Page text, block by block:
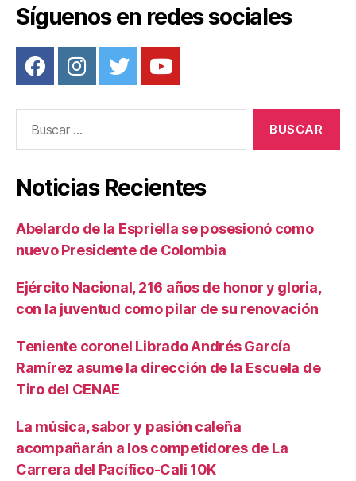
Síguenos en redes sociales
Noticias Recientes
Abelardo de la Espriella se posesionó como
nuevo Presidente de Colombia
Ejército Nacional, 216 años de honor y gloria,
con la juventud como pilar de su renovación
Teniente coronel Librado Andrés García
Ramírez asume la dirección de la Escuela de
Tiro del CENAE
La música, sabor y pasión caleña
acompañarán a los competidores de La
Carrera del Pacífico-Cali 10K